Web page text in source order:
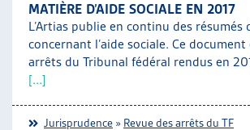
MATIÈRE D’AIDE SOCIALE EN 2017
L’Artias publie en continu des résumés
concernant l’aide sociale. Ce
arrêts du Tribunal fédéral rendus en
[...]
Jurisprudence » Revue des arrêts du TF